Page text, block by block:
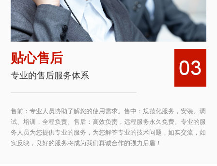
贴心售后
专业的售后服务体系
售前：专业人员协助了解您的使用需求。售中：规范化服务，安装、调
试、培训，全程负责。售后：高效负责，远程服务永久免费。专业的服
务人员为您提供专业的服务，为您解答专业的技术问题，如实交流，如
实反映，良好的服务将成为我们真诚合作的强力后盾！